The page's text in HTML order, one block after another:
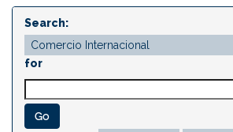
Search:
for